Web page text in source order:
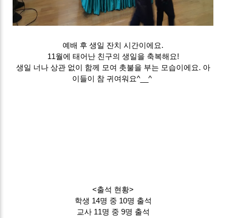
예배 후 생일 잔치 시간이에요.
11월에 태어난 친구의 생일을 축복해요!
생일 너나 상관 없이 함께 모여 촛불을 부는 모습이에요. 아
이들이 참 귀여워요^__^
<출석 현황>
학생 14명 중 10명 출석
교사 11명 중 9명 출석